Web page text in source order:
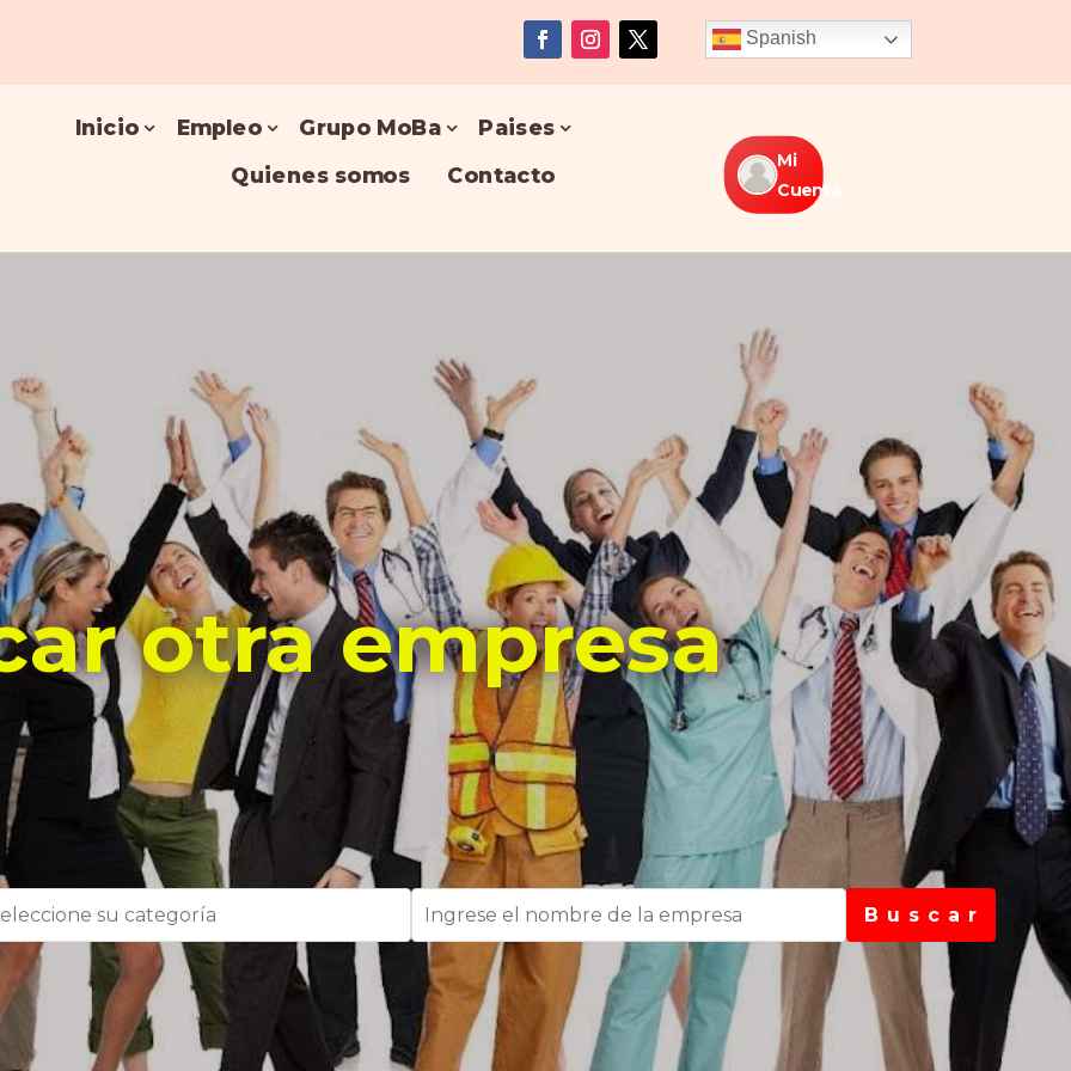
Spanish
Inicio Empleo Grupo MoBa
Paises
Quienes somos
Contacto
Mi
Cuenta
otra empresa
B u s c a r